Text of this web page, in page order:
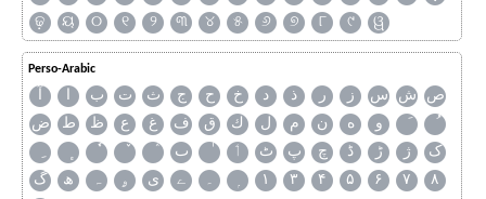
ଢ଼
ୟ ୦ ୧ ୨ ୩ ୪ ୫ ୬ ୭ ୮ ୯ ୱ
Perso-Arabic
آ ا ب ت ث ج ح خ د ذ ر ز س ش ص
ض
ط ظ ع غ ف ق ك ل م ن ه
و
ٮ
ٲ ٹ پ چ ڈ ڑ ژ
ک
گ
ھ ہ ۄ ی ے ۔ ۱ ۳ ۴ ۵ ۶ ۷
۸